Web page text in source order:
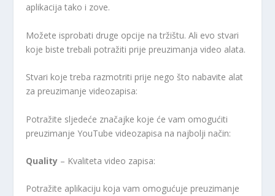
aplikacija tako i zove.
Možete isprobati druge opcije na tržištu. Ali evo stvari
koje biste trebali potražiti prije preuzimanja video alata.
Stvari koje treba razmotriti prije nego što nabavite alat
za preuzimanje videozapisa:
Potražite sljedeće značajke koje će vam omogućiti
preuzimanje YouTube videozapisa na najbolji način:
Quality – Kvaliteta video zapisa:
Potražite aplikaciju koja vam omogućuje preuzimanje